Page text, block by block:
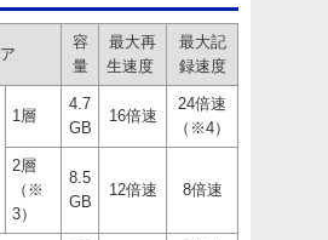
容
量
最大再
生速度
最大記
録速度
1層
4.7
GB
16倍速
24倍速
（※4）
2層
（※
3）
8.5
GB
12倍速 8倍速